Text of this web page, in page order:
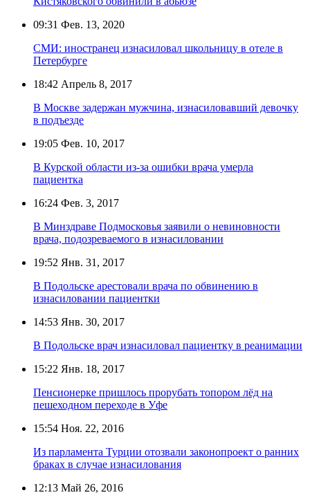
09:31 Фев. 13, 2020
СМИ: иностранец изнасиловал школьницу в отеле в
Петербурге
18:42 Апрель 8, 2017
В Москве задержан мужчина, изнасиловавший девочку
в подъезде
19:05 Фев. 10, 2017
В Курской области из-за ошибки врача умерла
пациентка
16:24 Фев. 3, 2017
В Минздраве Подмосковья заявили о невиновности
врача, подозреваемого в изнасиловании
19:52 Янв. 31, 2017
В Подольске арестовали врача по обвинению в
изнасиловании пациентки
14:53 Янв. 30, 2017
В Подольске врач изнасиловал пациентку в реанимации
15:22 Янв. 18, 2017
Пенсионерке пришлось прорубать топором лёд на
пешеходном переходе в Уфе
15:54 Ноя. 22, 2016
Из парламента Турции отозвали законопроект о ранних
браках в случае изнасилования
12:13 Май 26, 2016